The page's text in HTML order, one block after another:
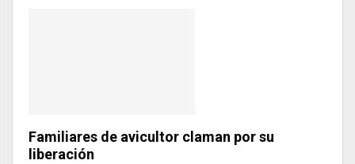
Familiares de avicultor claman por su
liberación